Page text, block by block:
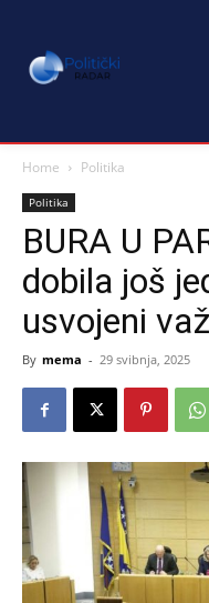
Home Politika
Politika
BURA U
dobila još
usvojeni
By mema - 29 svibnja, 2025